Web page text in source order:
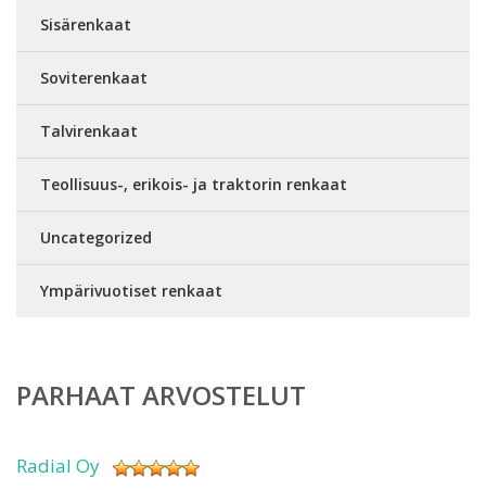
Sisärenkaat
Soviterenkaat
Talvirenkaat
Teollisuus-, erikois- ja traktorin renkaat
Uncategorized
Ympärivuotiset renkaat
PARHAAT ARVOSTELUT
Radial Oy